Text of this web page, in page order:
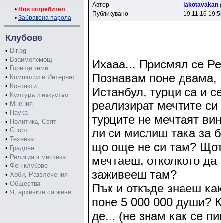
• Нов потребител
• Забравена парола
Клубове
• Dir.bg
• Взаимопомощ
• Горещи теми
• Компютри и Интернет
• Контакти
• Култура и изкуство
• Мнения
• Наука
• Политика, Свят
• Спорт
• Техника
• Градове
• Религия и мистика
• Фен клубове
• Хоби, Развлечения
• Общества
• Я, архивите са живи
Автор
lakotavakan
Публикувано
19.11.16
Ихааа... Присмял се
Познавам поне двама,
Истанбул, турци са и
реализират мечтите
турците не мечтаят
ли си мислиш така за
що още не си там?
мечтаеш, отколкото
заживееш там?
Пък и откъде знаеш
поне 5 000 000 души?
де... (не знам как се